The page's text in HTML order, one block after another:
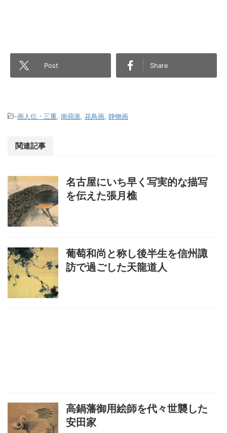
Post Share
-画人伝・三重 南蘋派 花鳥画 静物画
関連記事
名古屋にいち早く写実的な描写
を伝えた張月樵
葡萄和尚と称し後半生を信州諏
訪で過ごした天龍道人
高鍋藩御用絵師を代々世襲した
安田家